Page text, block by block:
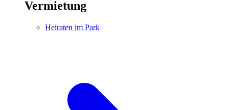
Vermietung
Heiraten im Park